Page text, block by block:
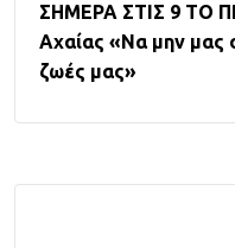
ΣΗΜΕΡΑ ΣΤΙΣ 9 ΤΟ
Αχαίας «Να μην μας
ζωές μας»